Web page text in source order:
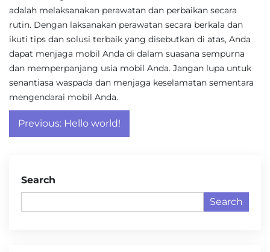
adalah melaksanakan perawatan dan perbaikan secara
rutin. Dengan laksanakan perawatan secara berkala dan
ikuti tips dan solusi terbaik yang disebutkan di atas, Anda
dapat menjaga mobil Anda di dalam suasana sempurna
dan memperpanjang usia mobil Anda. Jangan lupa untuk
senantiasa waspada dan menjaga keselamatan sementara
mengendarai mobil Anda.
Post
navigation
Previous: Hello world!
Search
Search